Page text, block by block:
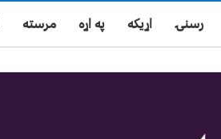
رسنۍ اړیکه په اړه مرسته